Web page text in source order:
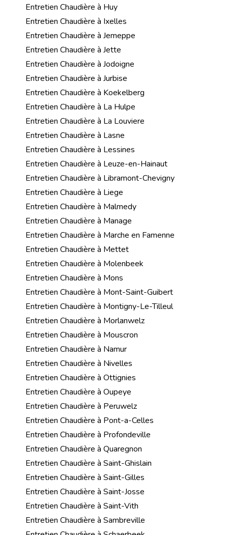
Entretien Chaudière à Huy
Entretien Chaudière à Ixelles
Entretien Chaudière à Jemeppe
Entretien Chaudière à Jette
Entretien Chaudière à Jodoigne
Entretien Chaudière à Jurbise
Entretien Chaudière à Koekelberg
Entretien Chaudière à La Hulpe
Entretien Chaudière à La Louviere
Entretien Chaudière à Lasne
Entretien Chaudière à Lessines
Entretien Chaudière à Leuze-en-Hainaut
Entretien Chaudière à Libramont-Chevigny
Entretien Chaudière à Liege
Entretien Chaudière à Malmedy
Entretien Chaudière à Manage
Entretien Chaudière à Marche en Famenne
Entretien Chaudière à Mettet
Entretien Chaudière à Molenbeek
Entretien Chaudière à Mons
Entretien Chaudière à Mont-Saint-Guibert
Entretien Chaudière à Montigny-Le-Tilleul
Entretien Chaudière à Morlanwelz
Entretien Chaudière à Mouscron
Entretien Chaudière à Namur
Entretien Chaudière à Nivelles
Entretien Chaudière à Ottignies
Entretien Chaudière à Oupeye
Entretien Chaudière à Peruwelz
Entretien Chaudière à Pont-a-Celles
Entretien Chaudière à Profondeville
Entretien Chaudière à Quaregnon
Entretien Chaudière à Saint-Ghislain
Entretien Chaudière à Saint-Gilles
Entretien Chaudière à Saint-Josse
Entretien Chaudière à Saint-Vith
Entretien Chaudière à Sambreville